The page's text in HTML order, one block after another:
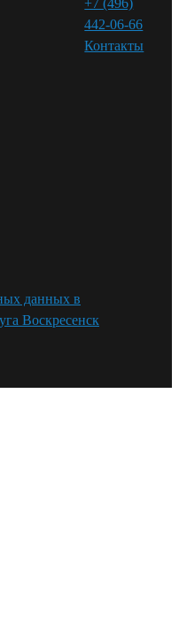
442-06-66
Контакты⁠
данных в
Воскресенск